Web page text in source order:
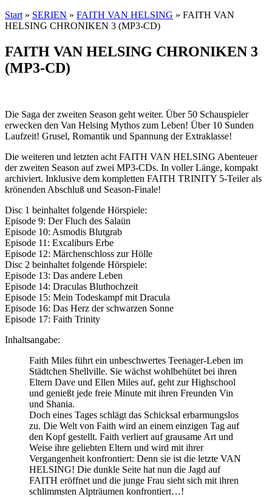
Start » SERIEN » FAITH VAN HELSING » FAITH VAN
HELSING CHRONIKEN 3 (MP3-CD)
FAITH VAN HELSING CHRONIKEN 3
(MP3-CD)
Die Saga der zweiten Season geht weiter. Über 50 Schauspieler
erwecken den Van Helsing Mythos zum Leben! Über 10 Sunden
Laufzeit! Grusel, Romantik und Spannung der Extraklasse!
Die weiteren und letzten acht FAITH VAN HELSING Abenteuer
der zweiten Season auf zwei MP3-CDs. In voller Länge, kompakt
archiviert. Inklusive dem kompletten FAITH TRINITY 5-Teiler als
krönenden Abschluß und Season-Finale!
Disc 1 beinhaltet folgende Hörspiele:
Episode 9: Der Fluch des Salaün
Episode 10: Asmodis Blutgrab
Episode 11: Excaliburs Erbe
Episode 12: Märchenschloss zur Hölle
Disc 2 beinhaltet folgende Hörspiele:
Episode 13: Das andere Leben
Episode 14: Draculas Bluthochzeit
Episode 15: Mein Todeskampf mit Dracula
Episode 16: Das Herz der schwarzen Sonne
Episode 17: Faith Trinity
Inhaltsangabe:
Faith Miles führt ein unbeschwertes Teenager-Leben im
Städtchen Shellville. Sie wächst wohlbehütet bei ihren
Eltern Dave und Ellen Miles auf, geht zur Highschool
und genießt jede freie Minute mit ihren Freunden Vin
und Shania.
Doch eines Tages schlägt das Schicksal erbarmungslos
zu. Die Welt von Faith wird an einem einzigen Tag auf
den Kopf gestellt. Faith verliert auf grausame Art und
Weise ihre geliebten Eltern und wird mit ihrer
Vergangenheit konfrontiert: Denn sie ist die letzte VAN
HELSING! Die dunkle Seite hat nun die Jagd auf
FAITH eröffnet und die junge Frau sieht sich mit ihren
schlimmsten Alpträumen konfrontiert…!